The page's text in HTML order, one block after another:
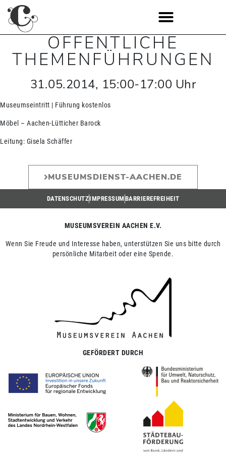
ÖFFENTLICHE
THEMENFÜHRUNGEN
31.05.2014, 15:00-17:00 Uhr
Museumseintritt | Führung kostenlos
Möbel – Aachen-Lütticher Barock
Leitung: Gisela Schäffer
MUSEUMSDIENST-AACHEN.DE
DATENSCHUTZIMPRESSUM BARRIEREFREIHEIT
MUSEUMSVEREIN AACHEN E.V.
Wenn Sie Freude und Interesse haben, unterstützen Sie uns bitte durch
persönliche Mitarbeit oder eine Spende.
GEFÖRDERT DURCH